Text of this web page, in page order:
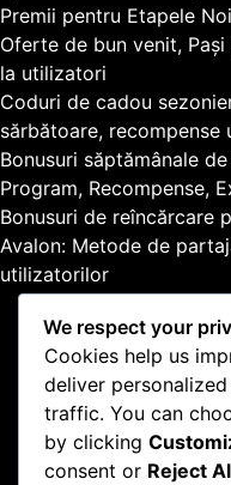
Premii pentru Etapele
Oferte de bun venit,
la utilizatori
Coduri de cadou
sărbătoare,
Bonusuri săptămânale
Program, Recompense,
Bonusuri de reîncărcare
Avalon: Metode de
utilizatorilor
Informații legale
Politica de protecție a
Contactează-ne
We respect your
Cookies help us
deliver
traffic. You can
by clicking
consent or Reject